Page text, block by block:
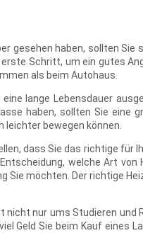
haben, sollten
Schritt, um ein gutes
als beim Autohaus.
lange Lebensdauer
haben, sollten Sie eine
leichter bewegen können.
dass Sie das richtige für
welche Art
möchten. Der richtige
nur ums Studieren und
Sie beim Kauf eines